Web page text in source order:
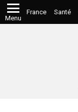
Menu
France Santé